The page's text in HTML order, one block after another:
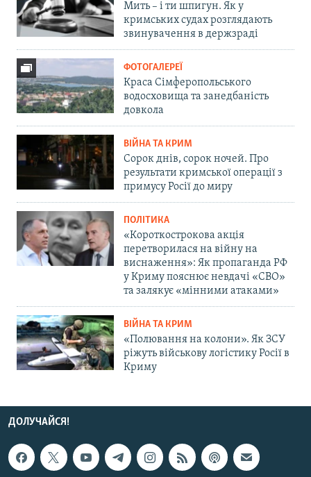
Мить – і ти шпигун. Як у
кримських судах розглядають
звинувачення в держзраді
ФОТОГАЛЕРЕЇ
Краса Сімферопольського
водосховища та занедбаність
довкола
ВІЙНА ТА КРИМ
Сорок днів, сорок ночей. Про
результати кримської операції з
примусу Росії до миру
ПОЛІТИКА
«Короткострокова акція
перетворилася на війну на
виснаження»: Як пропаганда РФ
у Криму пояснює невдачі «СВО»
та залякує «мінними атаками»
ВІЙНА ТА КРИМ
«Полювання на колони». Як ЗСУ
ріжуть військову логістику Росії в
Криму
ДОЛУЧАЙСЯ!